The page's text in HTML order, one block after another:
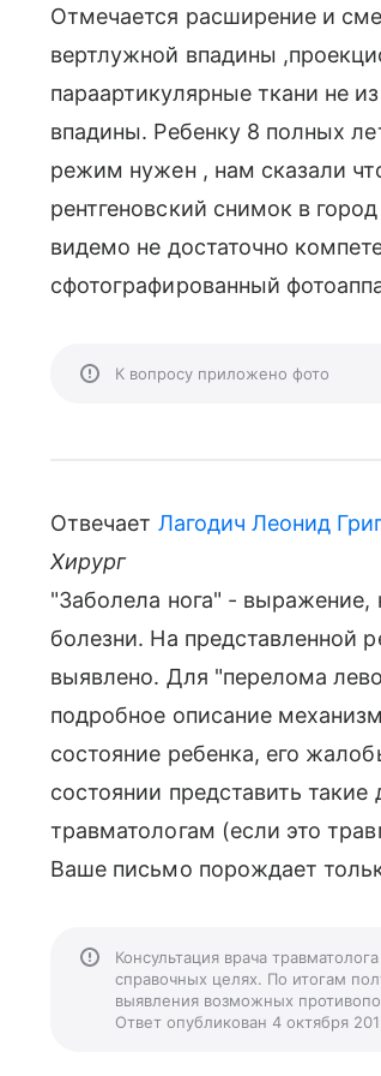
Отмечается расширение и
вертлужной впадины
параартикулярные ткани не
впадины. Ребенку 8 полных
режим нужен , нам сказали
рентгеновский снимок в
видемо не достаточно
сфотографированный
К вопросу приложено фото
Отвечает Лагодич Леонид
Хирург
"Заболела нога" -
болезни. На представленной
выявлено. Для "перелома
подробное описание
состояние ребенка, его
состоянии представить
травматологам (если это
Ваше письмо порождает
Консультация врача
справочных целях. По итогам
выявления возможных
Ответ опубликован 4 октября